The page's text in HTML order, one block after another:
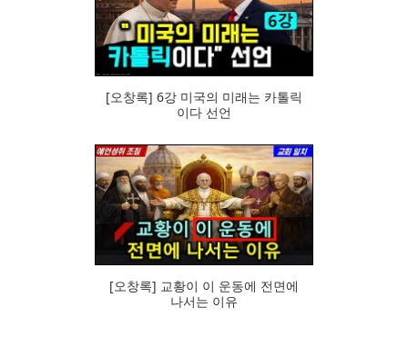
101
[오창록] 6강 미국의 미래는 카톨릭
이다 선언
68
[오창록] 교황이 이 운동에 전면에
나서는 이유